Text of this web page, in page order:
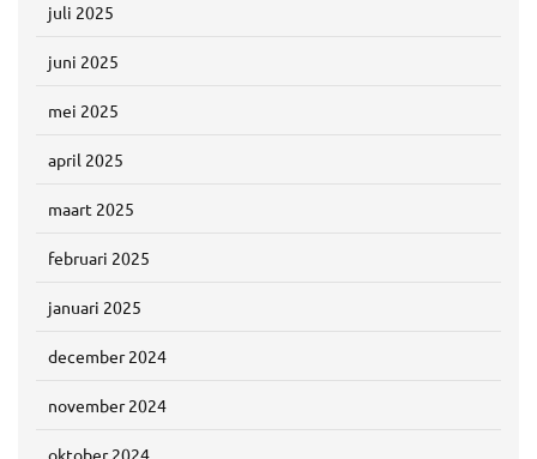
juli 2025
juni 2025
mei 2025
april 2025
maart 2025
februari 2025
januari 2025
december 2024
november 2024
oktober 2024